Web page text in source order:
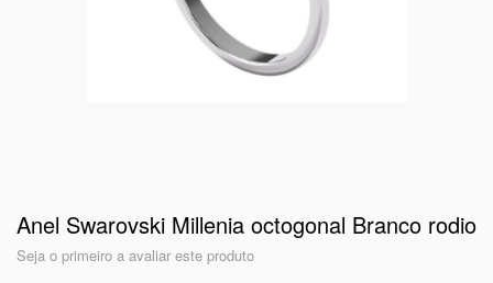
Anel Swarovski Millenia octogonal Branco rodio
Seja o primeiro a avaliar este produto